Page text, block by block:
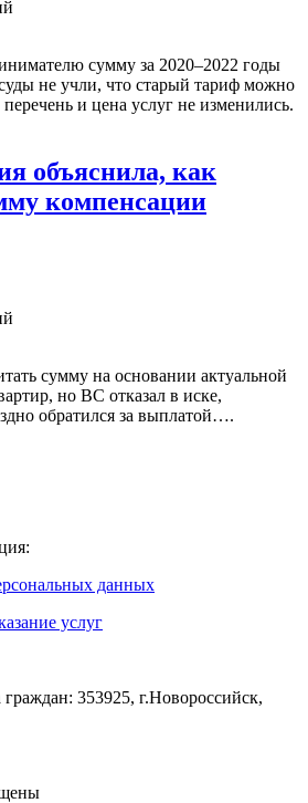
сумму за 2020–2022 годы
не учли, что старый тариф можно
и цена услуг не изменились.
объяснила, как
компенсации
сумму на основании актуальной
но ВС отказал в иске,
обратился за выплатой….
данных
услуг
353925, г.Новороссийск,